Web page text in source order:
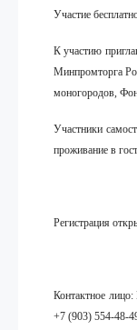
Участие
К участию
Минпромторга
моногородов,
Участники
проживание в
Регистрация
Контактное
+7 (903) 554-48-